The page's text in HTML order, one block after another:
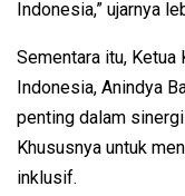
Indonesia,” ujarnya
Sementara itu, Ketua
Indonesia, Anindya
penting dalam
Khususnya untuk
inklusif.